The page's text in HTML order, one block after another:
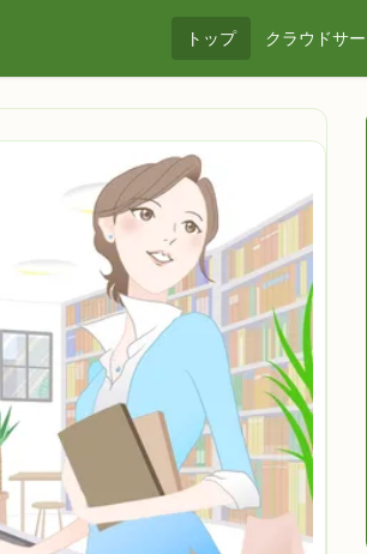
トップ クラウドサ